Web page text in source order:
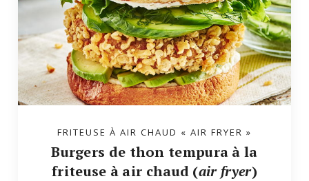
FRITEUSE À AIR CHAUD « AIR FRYER »
Burgers de thon tempura à la
friteuse à air chaud (air fryer)